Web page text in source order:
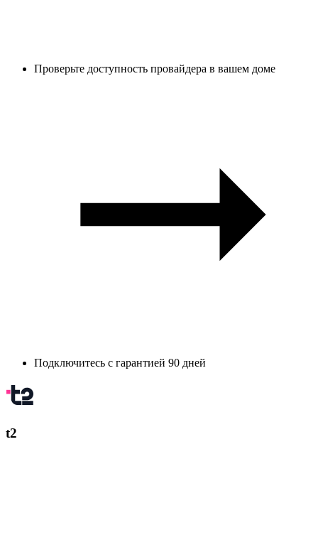
Проверьте доступность провайдера в вашем доме
Подключитесь с гарантией 90 дней
t2